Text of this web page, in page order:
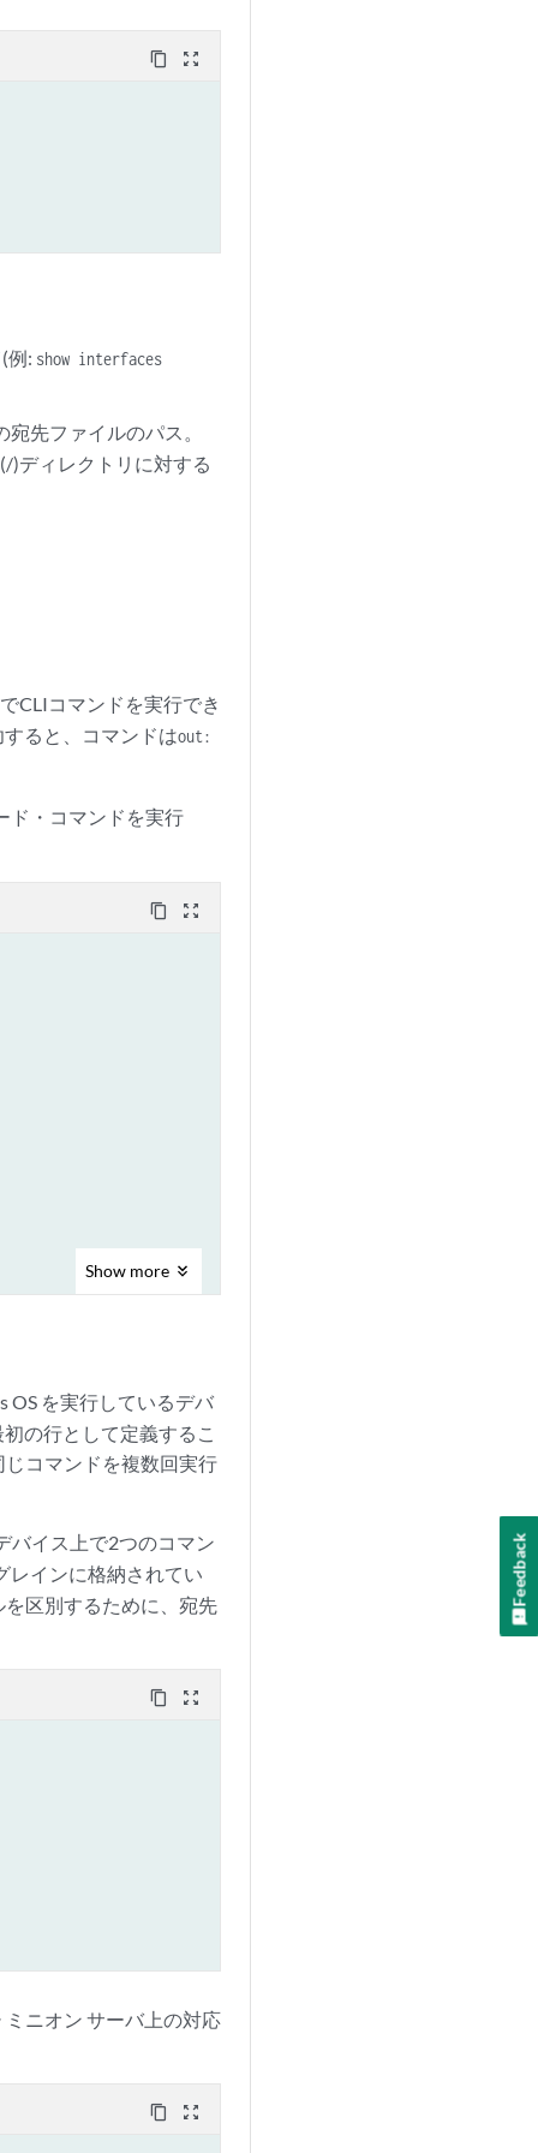
content_copy zoom_out_map
例: show interfaces
先ファイルのパス。
)ディレクトリに対する
CLIコマンドを実行でき
ると、コマンドはout:
ド・コマンドを実行
content_copy zoom_out_map
Show more
OS を実行しているデバ
の行として定義するこ
コマンドを複数回実行
バイス上で2つのコマン
レインに格納されてい
区別するために、宛先
content_copy zoom_out_map
ニオン サーバ上の対応
content_copy zoom_out_map
Feedback